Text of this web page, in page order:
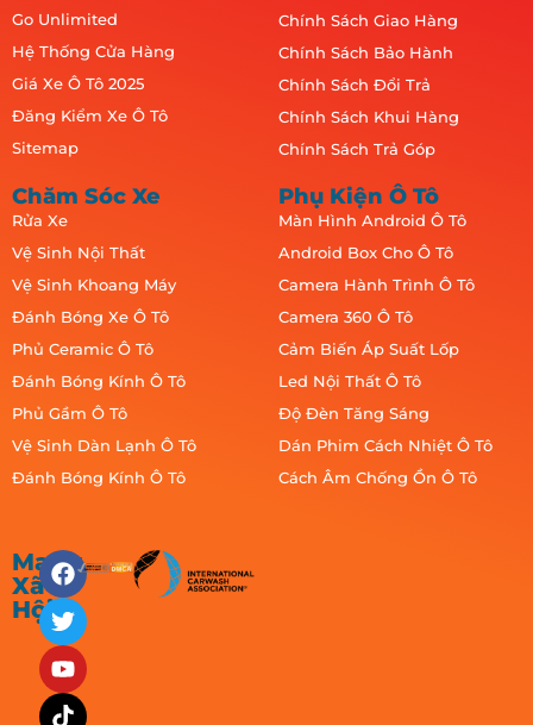
Go Unlimited
Hệ Thống Cửa Hàng
Giá Xe Ô Tô 2025
Đăng Kiểm Xe Ô Tô
Sitemap
Chính Sách Giao Hàng
Chính Sách Bảo Hành
Chính Sách Đổi Trả
Chính Sách Khui Hàng
Chính Sách Trả Góp
Chăm Sóc Xe
Rửa Xe
Vệ Sinh Nội Thất
Vệ Sinh Khoang Máy
Đánh Bóng Xe Ô Tô
Phủ Ceramic Ô Tô
Đánh Bóng Kính Ô Tô
Phủ Gầm Ô Tô
Vệ Sinh Dàn Lạnh Ô Tô
Đánh Bóng Kính Ô Tô
Phụ Kiện Ô Tô
Màn Hình Android Ô Tô
Android Box Cho Ô Tô
Camera Hành Trình Ô Tô
Camera 360 Ô Tô
Cảm Biến Áp Suất Lốp
Led Nội Thất Ô Tô
Độ Đèn Tăng Sáng
Dán Phim Cách Nhiệt Ô Tô
Cách Âm Chống Ồn Ô Tô
Mạng
Xã
Hội